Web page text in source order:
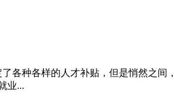
各种各样的人才补贴，但是悄然之
业...